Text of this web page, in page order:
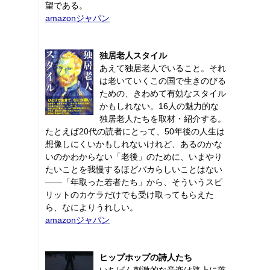
望である。
amazonジャパン
独居老人スタイル
あえて独居老人でいること。それ
は老いていくこの国で生きのびる
ための、きわめて有効なスタイル
かもしれない。16人の魅力的な
独居老人たちを取材・紹介する。
たとえば20代の読者にとって、50年後の人生は
想像しにくいかもしれないけれど、あるのかな
いのかわからない「老後」のために、いまやり
たいことを我慢するほどバカらしいことはない
――「年取った若者たち」から、そういうスピ
リットのカケラだけでも受け取ってもらえた
ら、なによりうれしい。
amazonジャパン
ヒップホップの詩人たち